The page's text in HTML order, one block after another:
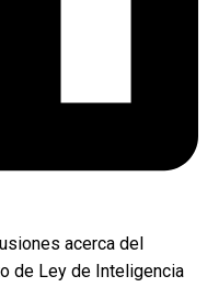
acerca del
de Ley de Inteligencia